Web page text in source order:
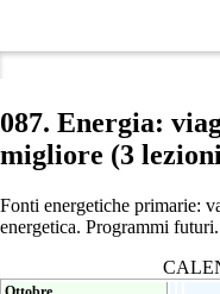
087. Energia:
migliore (3
Fonti energetiche primarie:
energetica. Programmi futuri.